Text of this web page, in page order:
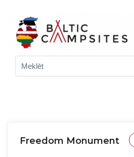
Freedom Monument